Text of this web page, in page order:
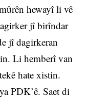
hewayî li vê
jî birîndar
jî dagirkeran
Li hemberî van
hate xistin.
PDK’ê. Saet di